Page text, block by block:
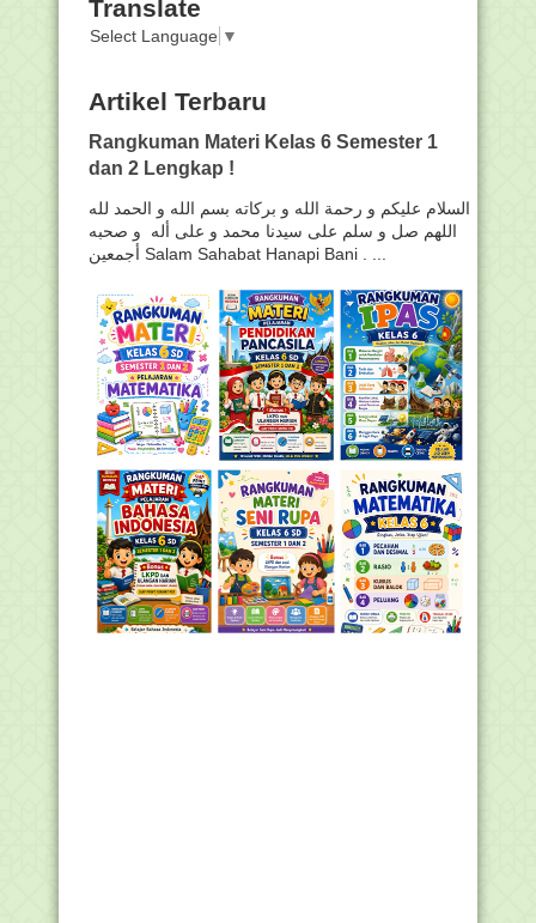
Translate
Select Language ▼
Artikel Terbaru
Rangkuman Materi Kelas 6 Semester 1
dan 2 Lengkap !
السلام عليكم و رحمة الله و بركاته بسم الله و الحمد لله
اللهم صل و سلم على سيدنا محمد و على أله و صحبه
أجمعين Salam Sahabat Hanapi Bani . ...